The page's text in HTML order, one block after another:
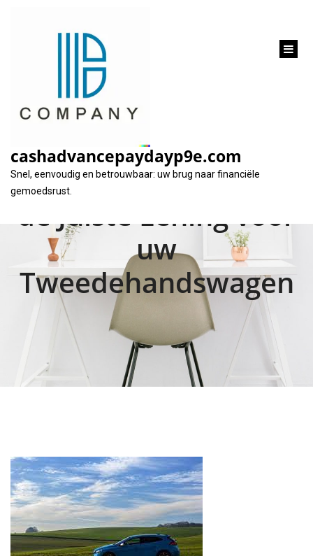
cashadvancepaydayp9e.com
Snel, eenvoudig en betrouwbaar: uw brug naar financiële
gemoedsrust.
Financier uw
Droomauto: Alles
over het Vinden van
de Juiste Lening voor
uw
Tweedehandswagen